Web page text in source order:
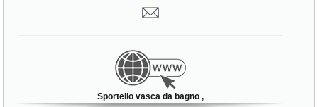
Sportello vasca da bagno ,